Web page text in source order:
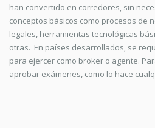
han convertido en corredores, sin
conceptos básicos como procesos de
legales, herramientas tecnológicas
otras. En países desarrollados, se
para ejercer como broker o agente.
aprobar exámenes, como lo hace